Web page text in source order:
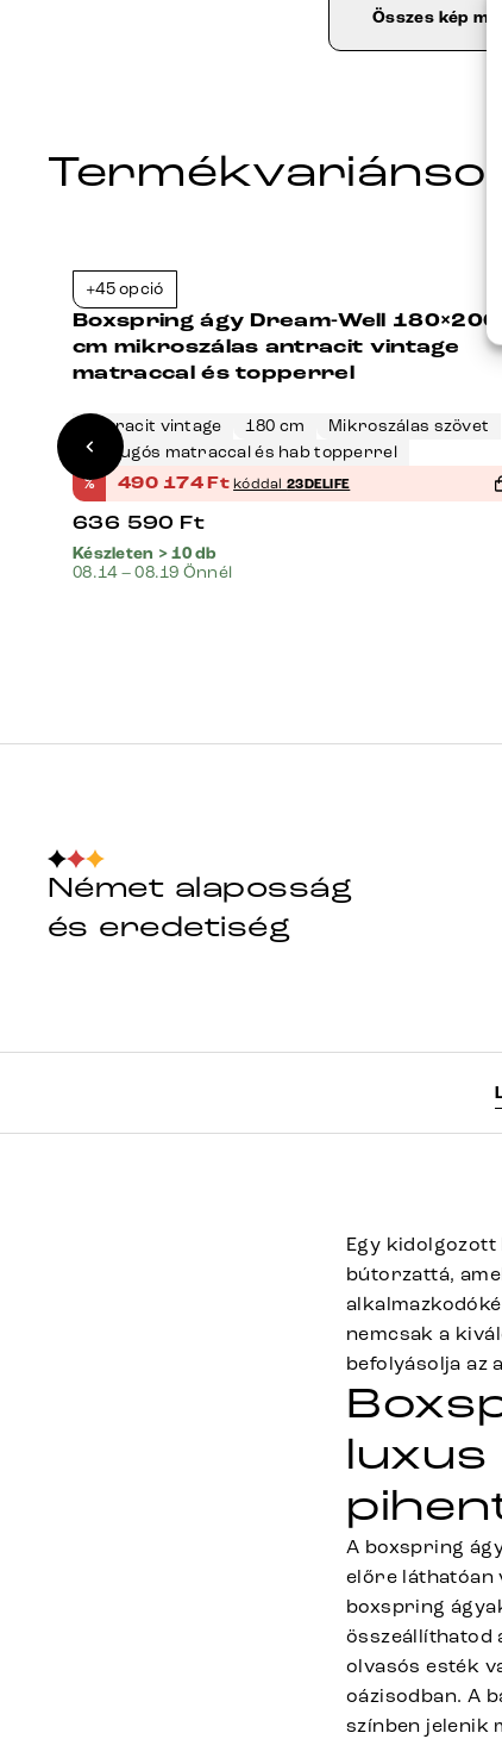
Összes kép
+45 opció
Boxspring ágy Dream-Well 180×200
cm mikroszálas antracit vintage
matraccal és topperrel
Antracit vintage 180 cm
Mikroszálas szövet
H2 rugós matraccal és hab topperrel
% 490 174Ft kóddal23DELIFE
636 590 Ft
Készleten > 10 db
08.14 – 08.19 Önnél
Német alaposság
és eredetiség
Egy
bútorzattá,
nemcsak a
befolyásolja az
luxus
A boxspring
előre láthatóan
boxspring
összeállíthatod
olvasós esték
oázisodban. A
színben jelenik